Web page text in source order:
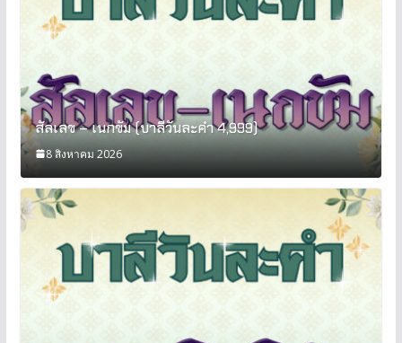
สัลเลข – เนกขัม (บาลีวันละคำ 4,999)
8 สิงหาคม 2026